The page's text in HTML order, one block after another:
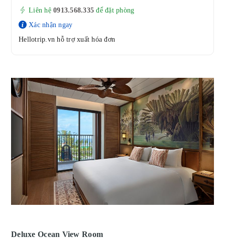
Liên hệ 0913.568.335 để đặt phòng
Xác nhận ngay
Hellotrip.vn hỗ trợ xuất hóa đơn
Deluxe Ocean View Room